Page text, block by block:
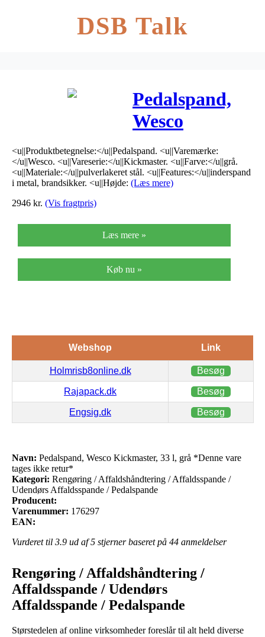
DSB Talk
Pedalspand,
Wesco
Kickmaster,
33 l, grå
*Denne vare
retur*
<u||Produktbetegnelse:</u||Pedalspand. <u||Varemærke:
</u||Wesco. <u||Vareserie:</u||Kickmaster. <u||Farve:</u||grå.
<u||Materiale:</u||pulverlakeret stål. <u||Features:</u||inderspand
i metal, brandsikker. <u||Højde: (Læs mere)
2946 kr. (Vis fragtpris)
Læs mere »
Køb nu »
Webshop Link
Holmrisb8online.dk Besøg
Rajapack.dk Besøg
Engsig.dk Besøg
Navn: Pedalspand, Wesco Kickmaster, 33 l, grå *Denne vare
tages ikke retur*
Kategori: Rengøring / Affaldshåndtering / Affaldsspande /
Udendørs Affaldsspande / Pedalspande
Producent:
Varenummer: 176297
EAN:
Vurderet til 3.9 ud af 5 stjerner baseret på 44 anmeldelser
Rengøring / Affaldshåndtering /
Affaldsspande / Udendørs
Affaldsspande / Pedalspande
Størstedelen af online virksomheder foreslår til alt held diverse